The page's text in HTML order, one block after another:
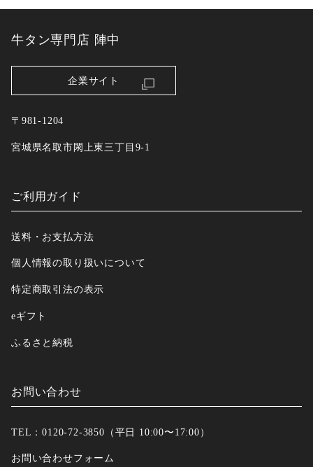
牛タン専門店 陣中
企業サイト
〒981-1204
宮城県名取市閖上東三丁目9-1
ご利用ガイド
送料・お支払方法
個人情報の取り扱いについて
特定商取引法の表示
eギフト
ふるさと納税
お問い合わせ
TEL：0120-72-3850（平日 10:00〜17:00）
お問い合わせフォーム